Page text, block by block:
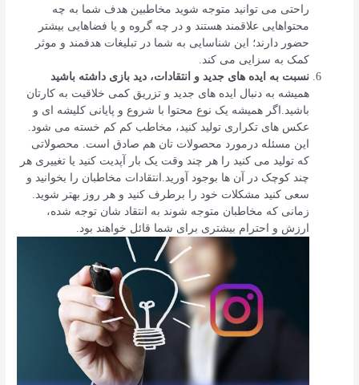
راحتی می توانید متوجه شوید مخاطبین هدف شما به چه
محتواهایی علاقمند هستند و در چه گروه و یا فضاهایی بیشتر
حضور دارند؛ این شناسایی به شما در تبلیغات هدفمند و موثر
کمک به سزایی می کند.
نسبت به ایده های جدید و انتقادات، دید بازی داشته باشید
همیشه به دنبال ایده های جدید و تزریق کمی خلاقیت به کارتان
باشید.اگر همیشه یک نوع محتوا با شروع و پایانی کلیشه ای و
عکس های تکراری تولید کنید، مخاطب کم کم خسته می شود.
این مسئله درمورد محصولات تان هم صادق است. محصولاتی
که تولید می کنید را هر چند وقت یک بار آپدیت کنید یا تغییری هر
چند کوچک در آن ها بوجود آورید.انتقادات مخاطبان را بخوانید و
سعی کنید مشکلات خود را برطرف کنید و هر روز بهتر شوید.
زمانی که مخاطبان متوجه شوند به انتقاد شان توجه شده،
ارزش و احترام بیشتری برای شما قائل خواهند بود.